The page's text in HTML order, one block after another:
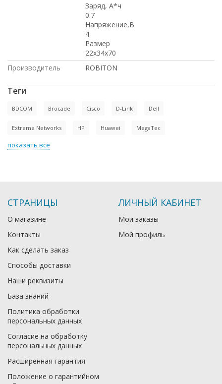
Заряд, А*ч
0.7
Напряжение,В
4
Размер
22x34x70
Производитель
ROBITON
Теги
BDCOM Brocade Cisco D-Link Dell
Extreme Networks HP Huawei MegaTec
показать все
СТРАНИЦЫ
О магазине
Контакты
Как сделать заказ
Способы доставки
Наши реквизиты
База знаний
Политика обработки
персональных данных
Согласие на обработку
персональных данных
Расширенная гарантия
Положение о гарантийном
ЛИЧНЫЙ КАБИНЕТ
Мои заказы
Мой профиль